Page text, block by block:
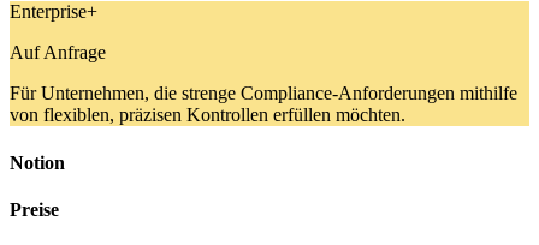
Enterprise+
Auf Anfrage
Für Unternehmen, die strenge Compliance-Anforderungen mithilfe
von flexiblen, präzisen Kontrollen erfüllen möchten.
Notion
Preise